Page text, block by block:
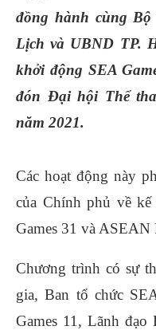
đồng hành cùng
Lịch và UBND TP.
khởi động SEA
đón Đại hội Thể
năm 2021.
Các hoạt động này
của Chính phủ về
Games 31 và ASEAN
Chương trình có sự
gia, Ban tổ chức
Games 11, Lãnh